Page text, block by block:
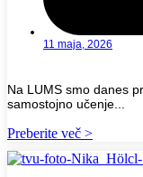
11 maja, 2026
Na LUMS smo danes
samostojno učenje...
Preberite več >